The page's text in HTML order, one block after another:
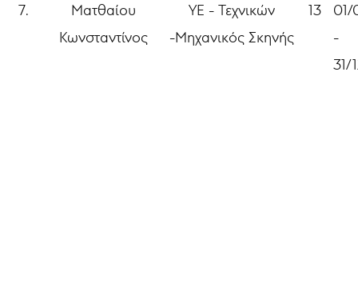
7.
Ματθαίου
Κωνσταντίνος
ΥΕ - Τεχνικών
-Μηχανικός Σκηνής
13
01/
-
31/